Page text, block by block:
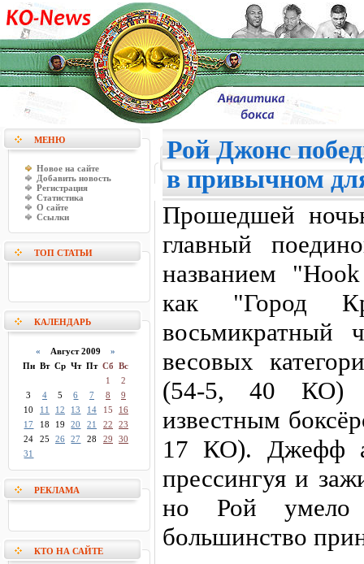
МЕНЮ
Новое на сайте
Добавить новость
Регистрация
Статистика
О сайте
Ссылки
ТОП СТАТЬИ
КАЛЕНДАРЬ
« Август 2009 »
Пн Вт Ср Чт Пт Сб Вс
1
2
3
4 5 6 7 8
9
10
11 12 13 14 15
16
17
18 19 20 21 22
23
24
25 26 27 28 29
30
31
РЕКЛАМА
КТО НА САЙТЕ
Рой Джонс
в привычном
Прошедшей
главный
названием
как "Город
восьмикратный
весовых
(54-5, 40 КО)
известным
17 КО). Джефф
прессингуя и
но Рой умело
большинство